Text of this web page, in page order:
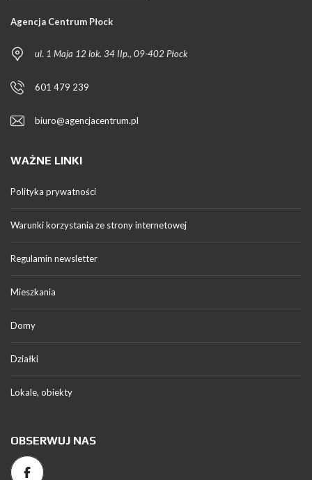
Agencja Centrum Płock
ul. 1 Maja 12 lok. 34 IIp., 09-402 Płock
601 479 239
biuro@agencjacentrum.pl
WAŻNE LINKI
Polityka prywatności
Warunki korzystania ze strony internetowej
Regulamin newsletter
Mieszkania
Domy
Działki
Lokale, obiekty
OBSERWUJ NAS